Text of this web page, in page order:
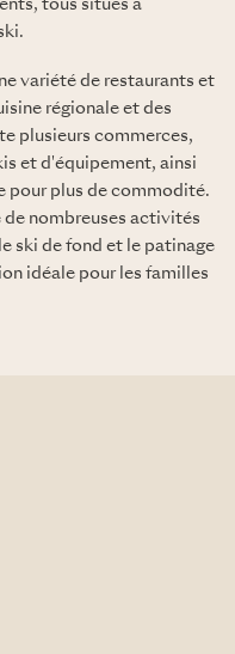
tous situés à
variété de restaurants et
régionale et des
plusieurs commerces,
et d'équipement, ainsi
pour plus de commodité.
de nombreuses activités
ski de fond et le patinage
idéale pour les familles